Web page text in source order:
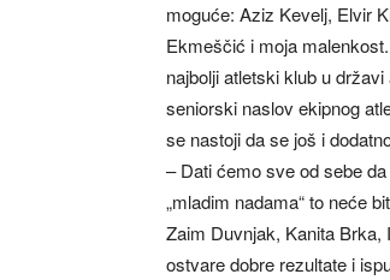
moguće: Aziz Kevelj, Elvir
Ekmeščić i moja
najbolji atletski klub u
seniorski naslov ekipnog
se nastoji da se još i
– Dati ćemo sve od sebe
„mladim nadama“ to neće
Zaim Duvnjak, Kanita Brka,
ostvare dobre rezultate i